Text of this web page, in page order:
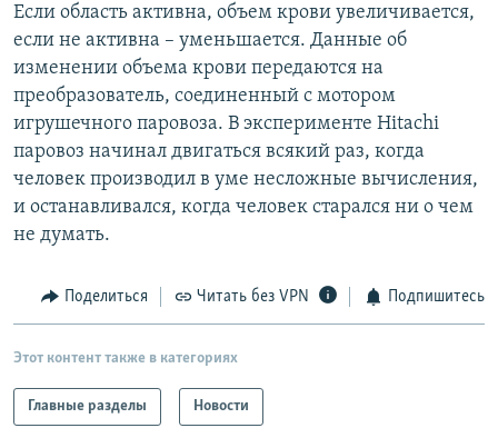
Все сайты РСЕ/РС
Если область активна, объем крови увеличивается,
если не активна – уменьшается. Данные об
изменении объема крови передаются на
преобразователь, соединенный с мотором
игрушечного паровоза. В эксперименте Hitachi
паровоз начинал двигаться всякий раз, когда
человек производил в уме несложные вычисления,
и останавливался, когда человек старался ни о чем
не думать.
Поделиться Читать без VPN Подпишитесь
Этот контент также в категориях
Главные разделы Новости